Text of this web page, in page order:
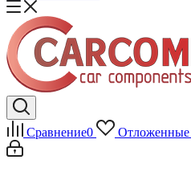
Сравнение0 Отложенные